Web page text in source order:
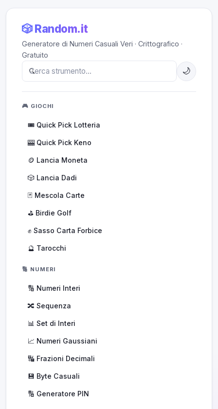
🎲 Random.it
Generatore di Numeri Casuali Veri · Crittografico ·
Gratuito
🌙
🎮 GIOCHI
🎟️ Quick Pick Lotteria
🎰 Quick Pick Keno
🪙 Lancia Moneta
🎲 Lancia Dadi
🃏 Mescola Carte
⛳ Birdie Golf
✊ Sasso Carta Forbice
🔮 Tarocchi
🔢 NUMERI
🔢 Numeri Interi
🔀 Sequenza
📊 Set di Interi
📈 Numeri Gaussiani
🔣 Frazioni Decimali
💾 Byte Casuali
🔢 Generatore PIN